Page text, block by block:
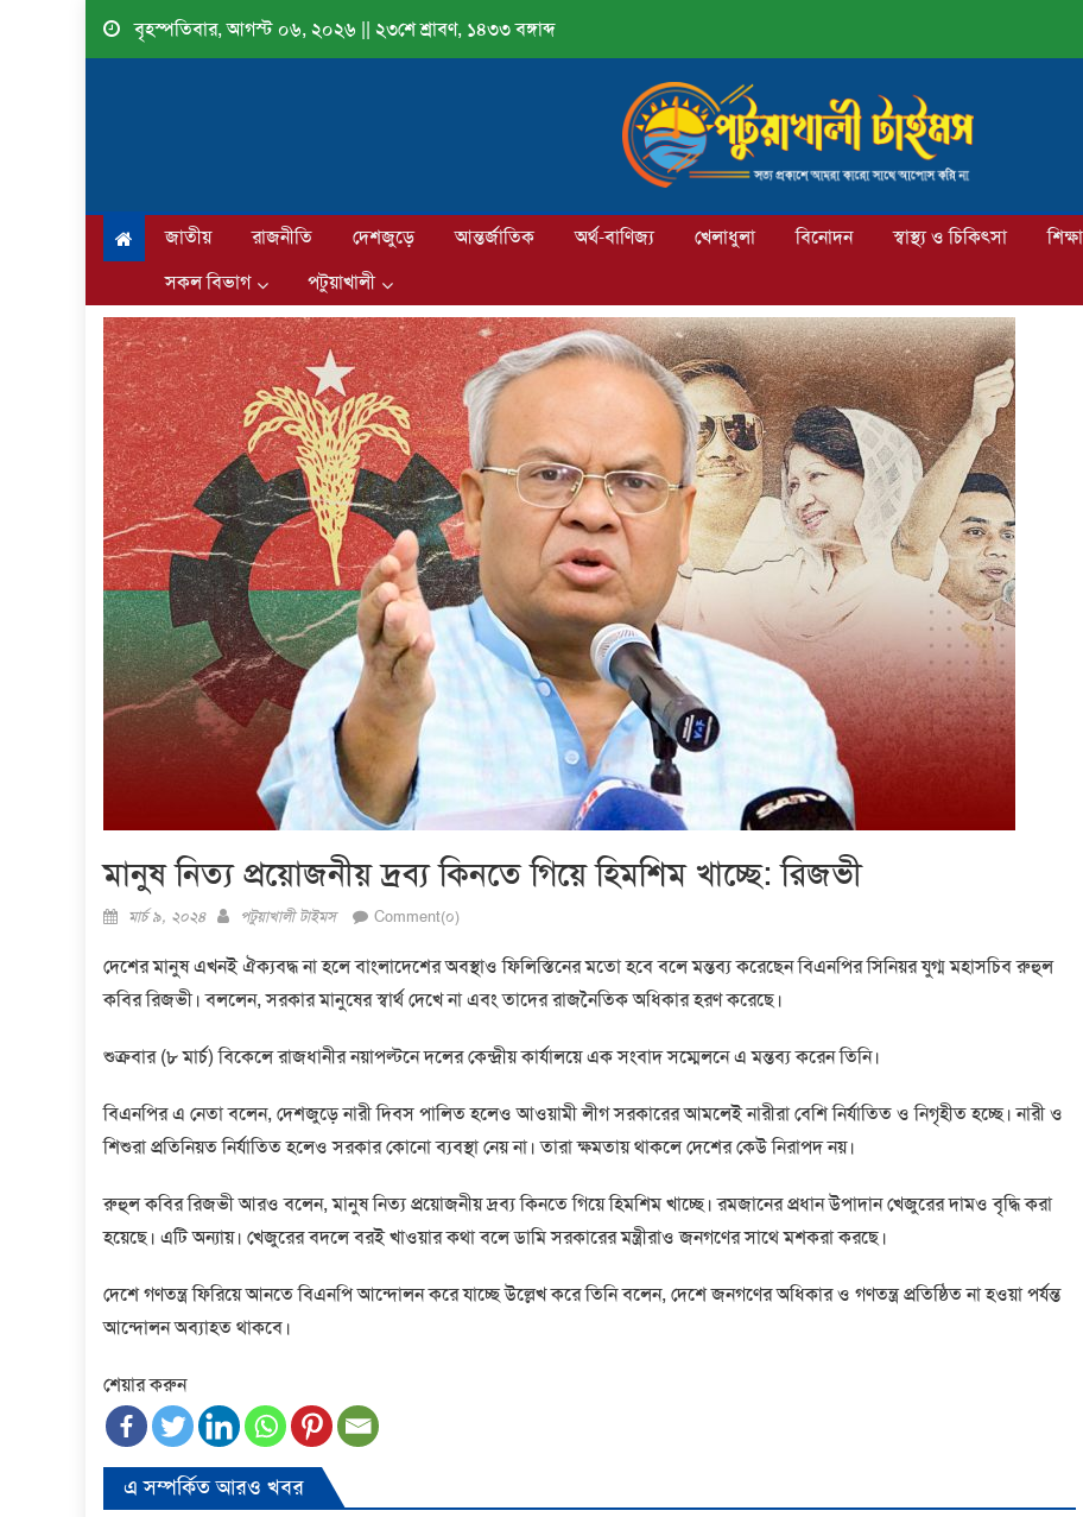
Skip
বৃহস্পতিবার, আগস্ট ০৬, ২০২৬ || ২৩শে শ্রাবণ, ১৪৩৩ বঙ্গাব্দ
জাতীয় রাজনীতি দেশজুড়ে আন্তর্জাতিক অর্থ-বাণিজ্য খেলাধুলা বিনোদন স্বাস্থ্য ও চিকিৎসা
সকল বিভাগ
পটুয়াখালী
মানুষ নিত্য প্রয়োজনীয় দ্রব্য কিনতে গিয়ে হিমশিম খাচ্ছে: রিজভী
Posted
মার্চ ৯, ২০২৪ Author
পটুয়াখালী টাইমস Comment(০)
দেশের মানুষ এখনই ঐক্যবদ্ধ না হলে বাংলাদেশের অবস্থাও ফিলিস্তিনের মতো হবে বলে মন্তব্য করেছেন বিএনপির সিনিয়র যুগ্ম মহাসচিব রুহুল
কবির রিজভী। বললেন, সরকার মানুষের স্বার্থ দেখে না এবং তাদের রাজনৈতিক অধিকার হরণ করেছে।
শুক্রবার (৮ মার্চ) বিকেলে রাজধানীর নয়াপল্টনে দলের কেন্দ্রীয় কার্যালয়ে এক সংবাদ সম্মেলনে এ মন্তব্য করেন তিনি।
বিএনপির এ নেতা বলেন, দেশজুড়ে নারী দিবস পালিত হলেও আওয়ামী লীগ সরকারের আমলেই নারীরা বেশি নির্যাতিত ও নিগৃহীত হচ্ছে। নারী ও
শিশুরা প্রতিনিয়ত নির্যাতিত হলেও সরকার কোনো ব্যবস্থা নেয় না। তারা ক্ষমতায় থাকলে দেশের কেউ নিরাপদ নয়।
রুহুল কবির রিজভী আরও বলেন, মানুষ নিত্য প্রয়োজনীয় দ্রব্য কিনতে গিয়ে হিমশিম খাচ্ছে। রমজানের প্রধান উপাদান খেজুরের দামও বৃদ্ধি করা
হয়েছে। এটি অন্যায়। খেজুরের বদলে বরই খাওয়ার কথা বলে ডামি সরকারের মন্ত্রীরাও জনগণের সাথে মশকরা করছে।
দেশে গণতন্ত্র ফিরিয়ে আনতে বিএনপি আন্দোলন করে যাচ্ছে উল্লেখ করে তিনি বলেন, দেশে জনগণের অধিকার ও গণতন্ত্র প্রতিষ্ঠিত না হওয়া পর্যন্ত
আন্দোলন অব্যাহত থাকবে।
শেয়ার করুন
এ সম্পর্কিত আরও খবর